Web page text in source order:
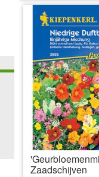
Zaadschijven